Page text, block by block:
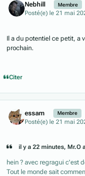
Nebhill Membre
Posté(e) le 21 mai
Il a du potentiel ce petit, a
prochain.
Citer
essam Membre
Posté(e) le 21 mai
il y a 22 minutes, Mr.O
hein ? avec regragui c'est
Tout le monde sait